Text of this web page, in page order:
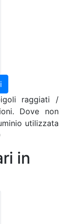
raggiati /
Dove non
utilizzata
in